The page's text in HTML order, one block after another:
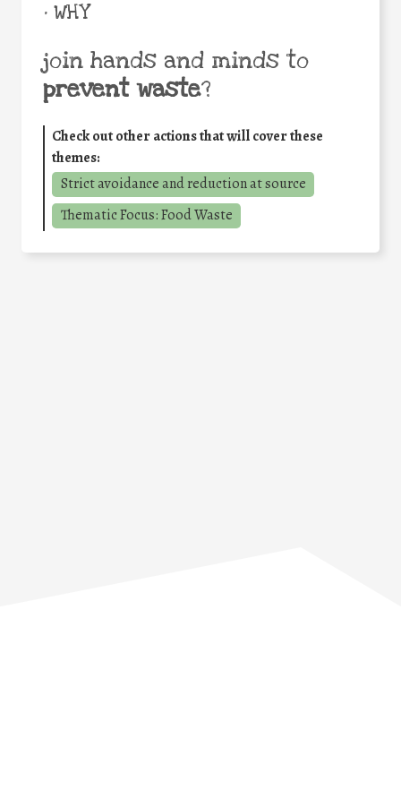
• WHY
join hands and minds to
prevent waste?
Check out other actions that will cover these
themes:
Strict avoidance and reduction at source
Thematic Focus: Food Waste